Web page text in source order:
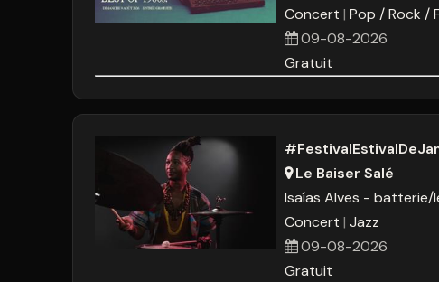
Concert Pop / Rock /
09-08-2026
Gratuit
Le Baiser Salé
Isaías Alves - batterie/
Concert Jazz
09-08-2026
Gratuit